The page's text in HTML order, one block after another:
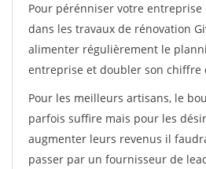
Pour pérénniser votre
dans les travaux de rénovation
alimenter régulièrement le
entreprise et doubler son chiffre
Pour les meilleurs artisans, le
parfois suffire mais pour les
augmenter leurs revenus il
passer par un fournisseur de